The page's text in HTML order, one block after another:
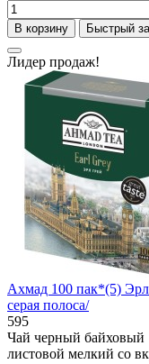
В корзину Быстрый
Лидер продаж!
Ахмад 100 пак*(5)
серая полоса/
595
Чай черный байховый
листовой мелкий со